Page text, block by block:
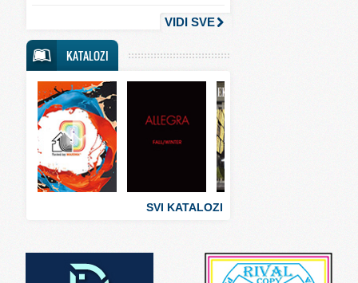
Svet sporta
Svet tehnike
Svet ugostiteljstva
Svet zabave i umetnosti
Svet zanimljivosti
Svet zdravlja
VIDI SVE
KATALOZI
SVI KATALOZI